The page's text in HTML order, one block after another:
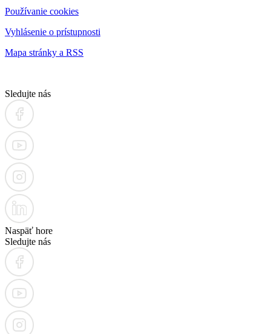
Používanie cookies
Vyhlásenie o prístupnosti
Mapa stránky a RSS
Sledujte nás
Naspäť hore
Sledujte nás